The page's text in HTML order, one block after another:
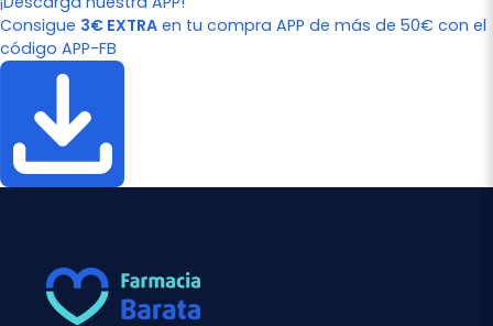
Consigue 3€ EXTRA en tu compra APP de más de 50€ con el
código APP-FB